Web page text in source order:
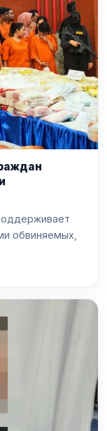
обвиняемых,